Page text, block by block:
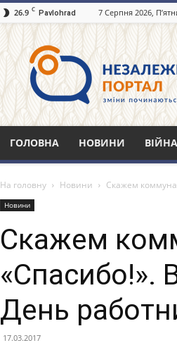
26.9 C Pavlohrad 7 Серпня 2026,
Незалежний
портал
ГОЛОВНА НОВИНИ ВІЙНА
На головну Новини Скажем
Новини
Скажем
«Спасибо!».
День
17.03.2017